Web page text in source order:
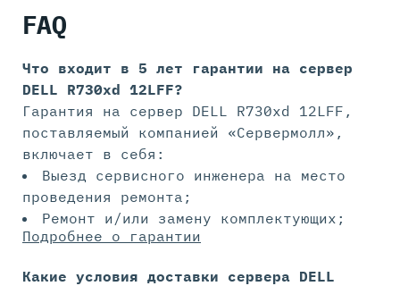
FAQ
Что входит в 5 лет гарантии на сервер
DELL R730xd 12LFF?
Гарантия на сервер DELL R730xd 12LFF,
поставляемый компанией «Сервермолл»,
включает в себя:
Выезд сервисного инженера на место
проведения ремонта;
Ремонт и/или замену комплектующих;
Подробнее о гарантии
Какие условия доставки сервера DELL